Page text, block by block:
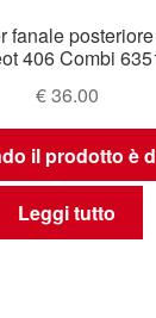
fanale
406 Combi
€36.00
il prodotto è
Leggi tutto